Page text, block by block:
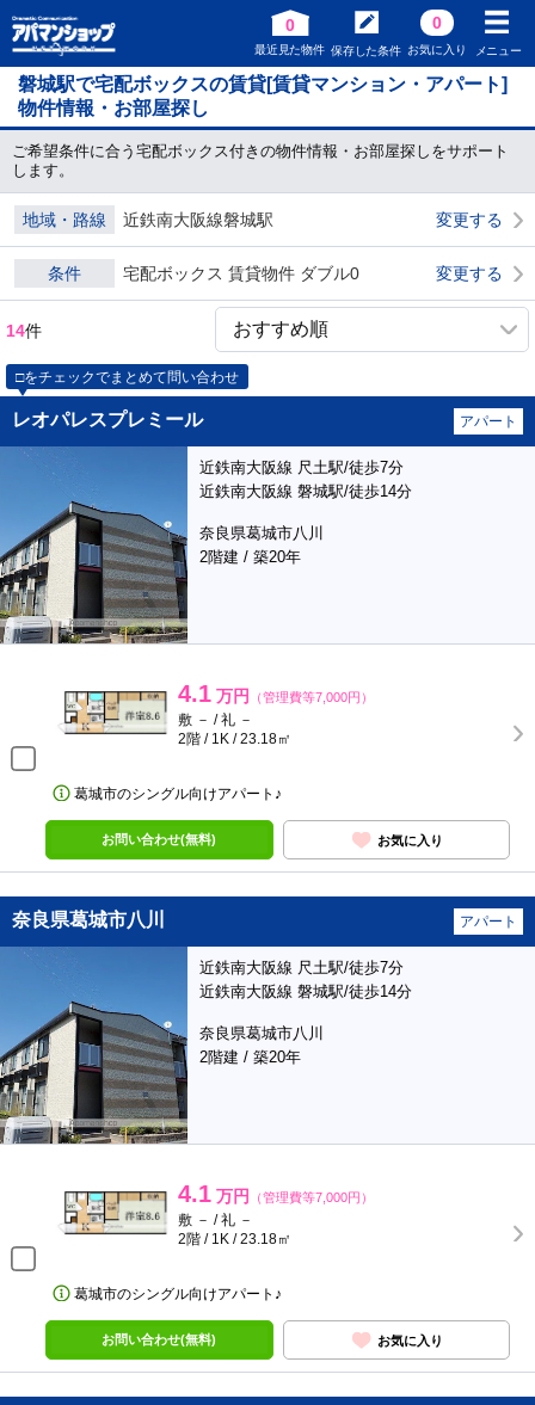
0
最近見た物件 保存した条件
0
お気に入り メニュー
磐城駅で宅配ボックスの賃貸[賃貸マンション・アパート]
物件情報・お部屋探し
ご希望条件に合う宅配ボックス付きの物件情報・お部屋探しをサポート
します。
地域・路線 近鉄南大阪線磐城駅 変更する
条件 宅配ボックス 賃貸物件 ダブル0 変更する
14件
□をチェックでまとめて問い合わせ
レオパレスプレミール アパート
近鉄南大阪線 尺土駅/徒歩7分
近鉄南大阪線 磐城駅/徒歩14分
奈良県葛城市八川
2階建 / 築20年
4.1 万円 （管理費等7,000円）
敷 － / 礼 －
2階 / 1K / 23.18㎡
葛城市のシングル向けアパート♪
お問い合わせ(無料) お気に入り
奈良県葛城市八川 アパート
近鉄南大阪線 尺土駅/徒歩7分
近鉄南大阪線 磐城駅/徒歩14分
奈良県葛城市八川
2階建 / 築20年
4.1 万円 （管理費等7,000円）
敷 － / 礼 －
2階 / 1K / 23.18㎡
葛城市のシングル向けアパート♪
お問い合わせ(無料) お気に入り